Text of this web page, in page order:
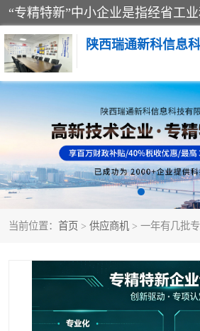
陕西瑞通新科信息
当前位置： 首页 > 供应商机 > 一年有几批